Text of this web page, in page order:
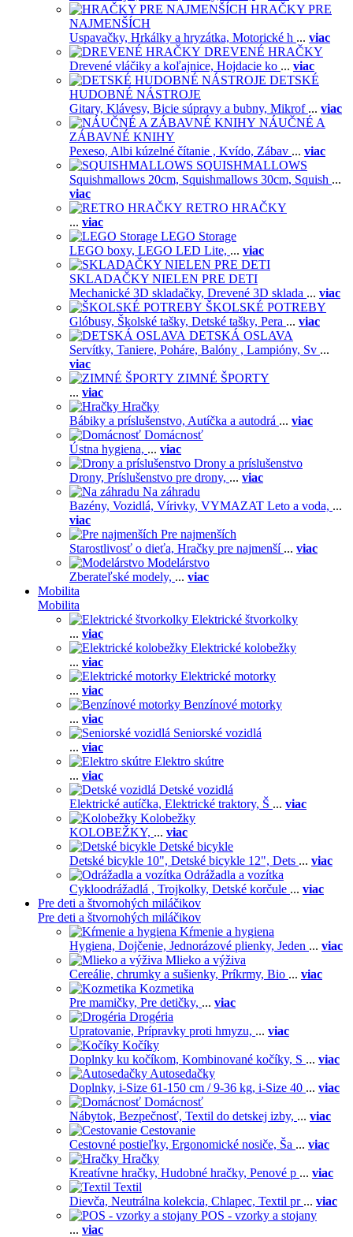
HRAČKY PRE
NAJMENŠÍCH
Uspavačky, Hrkálky a hryzátka, Motorické h ... viac
DREVENÉ HRAČKY
Drevené vláčiky a koľajnice, Hojdacie ko ... viac
DETSKÉ
HUDOBNÉ NÁSTROJE
Gitary, Klávesy, Bicie súpravy a bubny, Mikrof ... viac
NÁUČNÉ A
ZÁBAVNÉ KNIHY
Pexeso, Albi kúzelné čítanie , Kvído, Zábav ... viac
SQUISHMALLOWS
Squishmallows 20cm, Squishmallows 30cm, Squish ...
viac
RETRO HRAČKY
... viac
LEGO Storage
LEGO boxy, LEGO LED Lite, ... viac
SKLADAČKY NIELEN PRE DETI
Mechanické 3D skladačky, Drevené 3D sklada ... viac
ŠKOLSKÉ POTREBY
Glóbusy, Školské tašky, Detské tašky, Pera ... viac
DETSKÁ OSLAVA
Servítky, Taniere, Poháre, Balóny , Lampióny, Sv ...
viac
ZIMNÉ ŠPORTY
... viac
Hračky
Bábiky a príslušenstvo, Autíčka a autodrá ... viac
Domácnosť
Ústna hygiena, ... viac
Drony a príslušenstvo
Drony, Príslušenstvo pre drony, ... viac
Na záhradu
Bazény, Vozidlá, Vírivky, VYMAZAT Leto a voda, ...
viac
Pre najmenších
Starostlivosť o dieťa, Hračky pre najmenší ... viac
Modelárstvo
Zberateľské modely, ... viac
Mobilita
Mobilita
Elektrické štvorkolky
... viac
Elektrické kolobežky
... viac
Elektrické motorky
... viac
Benzínové motorky
... viac
Seniorské vozidlá
... viac
Elektro skútre
... viac
Detské vozidlá
Elektrické autíčka, Elektrické traktory, Š ... viac
Kolobežky
KOLOBEŽKY, ... viac
Detské bicykle
Detské bicykle 10", Detské bicykle 12", Dets ... viac
Odrážadla a vozítka
Cykloodrážadlá , Trojkolky, Detské korčule ... viac
Pre deti a štvornohých miláčikov
Pre deti a štvornohých miláčikov
Kŕmenie a hygiena
Hygiena, Dojčenie, Jednorázové plienky, Jeden ... viac
Mlieko a výživa
Cereálie, chrumky a sušienky, Príkrmy, Bio ... viac
Kozmetika
Pre mamičky, Pre detičky, ... viac
Drogéria
Upratovanie, Prípravky proti hmyzu, ... viac
Kočíky
Doplnky ku kočíkom, Kombinované kočíky, S ... viac
Autosedačky
Doplnky, i-Size 61-150 cm / 9-36 kg, i-Size 40 ... viac
Domácnosť
Nábytok, Bezpečnosť, Textil do detskej izby, ... viac
Cestovanie
Cestovné postieľky, Ergonomické nosiče, Ša ... viac
Hračky
Kreatívne hračky, Hudobné hračky, Penové p ... viac
Textil
Dievča, Neutrálna kolekcia, Chlapec, Textil pr ... viac
POS - vzorky a stojany
... viac